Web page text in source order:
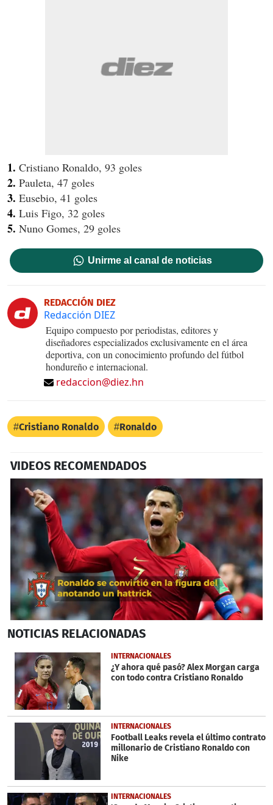
1. Cristiano Ronaldo, 93 goles
2. Pauleta, 47 goles
3. Eusebio, 41 goles
4. Luis Figo, 32 goles
5. Nuno Gomes, 29 goles
Unirme al canal de noticias
REDACCIÓN DIEZ
Redacción DIEZ
Equipo compuesto por periodistas, editores y
diseñadores especializados exclusivamente en el área
deportiva, con un conocimiento profundo del fútbol
hondureño e internacional.
redaccion@diez.hn
Cristiano Ronaldo Ronaldo
VIDEOS RECOMENDADOS
seconds
36
seconds
NOTICIAS RELACIONADAS
INTERNACIONALES
¿Y ahora qué pasó? Alex Morgan carga
con todo contra Cristiano Ronaldo
INTERNACIONALES
Football Leaks revela el último contrato
millonario de Cristiano Ronaldo con
Nike
INTERNACIONALES